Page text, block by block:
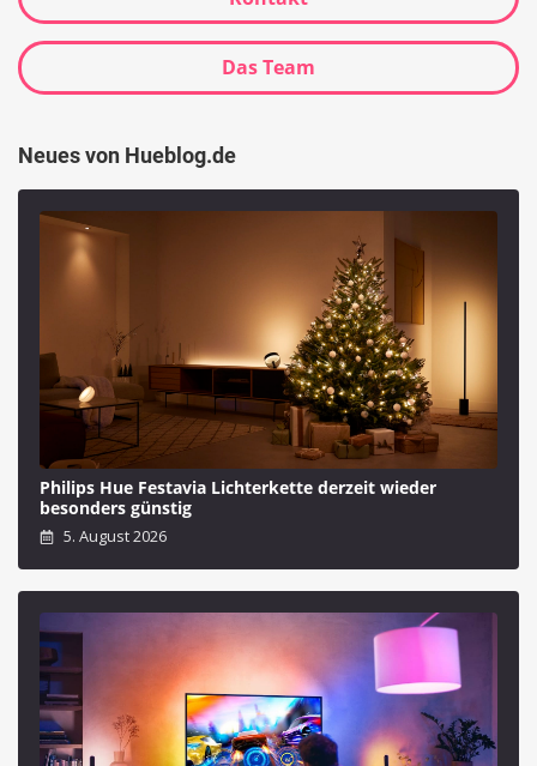
Das Team
Neues von Hueblog.de
Philips Hue Festavia Lichterkette derzeit wieder
besonders günstig
5. August 2026